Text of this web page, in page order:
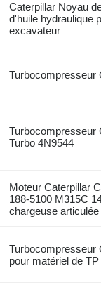
Caterpillar Noyau
d'huile hydraulique
excavateur
Turbocompresseur
Turbocompresseur
Turbo 4N9544
Moteur Caterpillar
188-5100 M315C
chargeuse
Turbocompresseur
pour matériel de TP